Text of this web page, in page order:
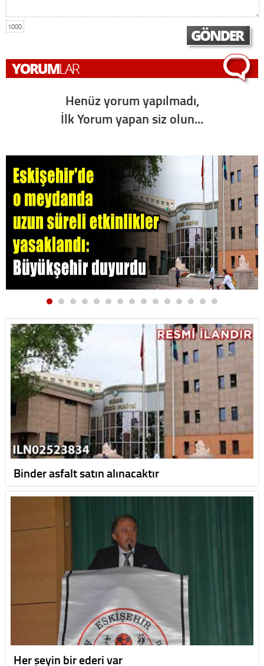
1000
Henüz yorum yapılmadı,
İlk Yorum yapan siz olun...
Binder asfalt satın alınacaktır
Her şeyin bir ederi var